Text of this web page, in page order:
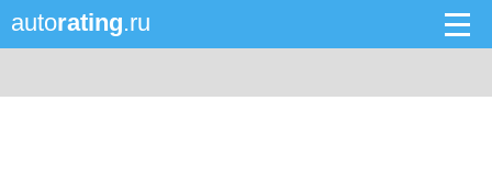
autorating.ru